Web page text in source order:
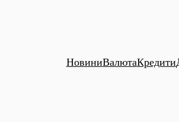
НовиниВалютаКредити